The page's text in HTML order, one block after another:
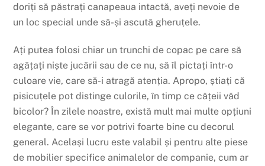
doriți să păstrați canapeaua intactă, aveți nevoie de
un loc special unde să-și ascută gheruțele.
Ați putea folosi chiar un trunchi de copac pe care să
agățați niște jucării sau de ce nu, să îl pictați într-o
culoare vie, care să-i atragă atenția. Apropo, știați că
pisicuțele pot distinge culorile, în timp ce cățeii văd
bicolor? În zilele noastre, există mult mai multe opțiuni
elegante, care se vor potrivi foarte bine cu decorul
general. Același lucru este valabil și pentru alte piese
de mobilier specifice animalelor de companie, cum ar